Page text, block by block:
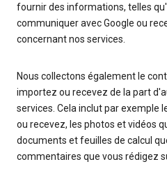
fournir des informations, telles
communiquer avec Google ou
concernant nos services.
Nous collectons également le
importez ou recevez de la part
services. Cela inclut par exemple
ou recevez, les photos et vidéos
documents et feuilles de calcul
commentaires que vous rédigez